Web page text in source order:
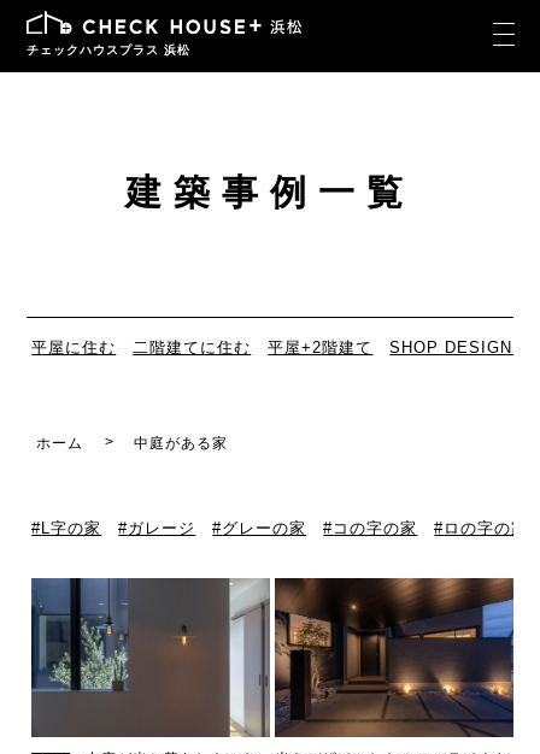
チェックハウスプラス 浜松
建築事例一覧
平屋に住む 二階建てに住む 平屋+2階建て SHOP DESIGN（
ホーム 中庭がある家
L字の家 ガレージ グレーの家 コの字の家 ロの字の家